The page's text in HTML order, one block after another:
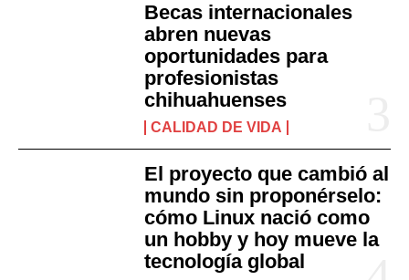
Becas internacionales
abren nuevas
oportunidades para
profesionistas
chihuahuenses
CALIDAD DE VIDA
El proyecto que cambió al
mundo sin proponérselo:
cómo Linux nació como
un hobby y hoy mueve la
tecnología global